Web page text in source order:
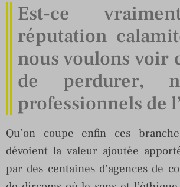
Est-ce
réputation
nous voulons voir
de perdurer,
professionnels de
Qu’on coupe enfin ces
dévoient la valeur ajoutée
par des centaines d’agences de